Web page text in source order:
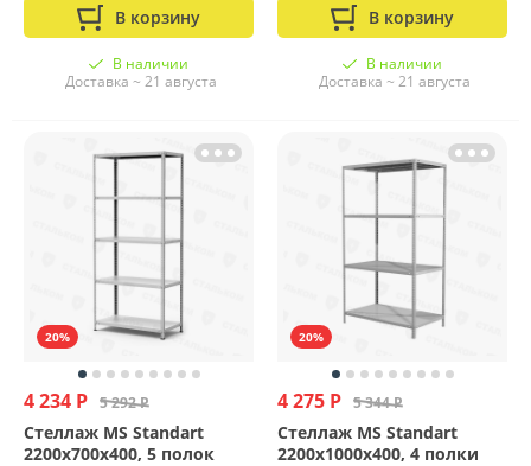
В корзину
В наличии
Доставка ~ 21 августа
В корзину
В наличии
Доставка ~ 21 августа
20%
4 234 Р 5 292 Р
Стеллаж MS Standart
2200х700х400, 5 полок
20%
4 275 Р 5 344 Р
Стеллаж MS Standart
2200х1000х400, 4 полки